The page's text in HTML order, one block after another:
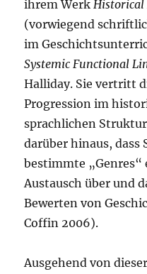
ihrem Werk Historical
(vorwiegend
im
Systemic Functional
Halliday. Sie vertritt
Progression im
sprachlichen
darüber hinaus,
bestimmte „Genres“
Austausch über und
Bewerten von
Coffin 2006).
Ausgehend von